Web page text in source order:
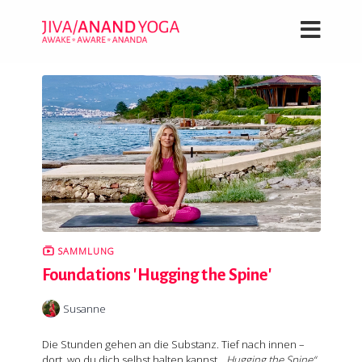
SAMMLUNG
Foundations 'Hugging the Spine'
Susanne
Die Stunden gehen an die Substanz. Tief nach innen –